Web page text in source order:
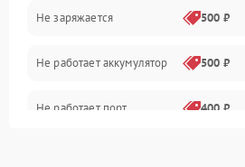
Объективы
Программные сбои
Коммуникации и интерфейсы
Не заряжается 500 ₽
Не работает аккумулятор 500 ₽
Не работает порт 400 ₽